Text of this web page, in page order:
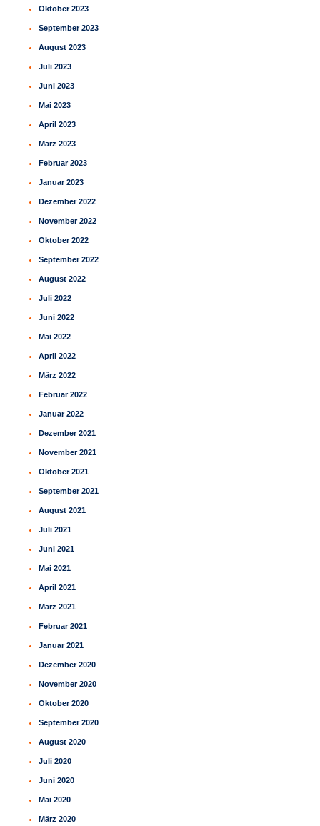
Oktober 2023
September 2023
August 2023
Juli 2023
Juni 2023
Mai 2023
April 2023
März 2023
Februar 2023
Januar 2023
Dezember 2022
November 2022
Oktober 2022
September 2022
August 2022
Juli 2022
Juni 2022
Mai 2022
April 2022
März 2022
Februar 2022
Januar 2022
Dezember 2021
November 2021
Oktober 2021
September 2021
August 2021
Juli 2021
Juni 2021
Mai 2021
April 2021
März 2021
Februar 2021
Januar 2021
Dezember 2020
November 2020
Oktober 2020
September 2020
August 2020
Juli 2020
Juni 2020
Mai 2020
März 2020